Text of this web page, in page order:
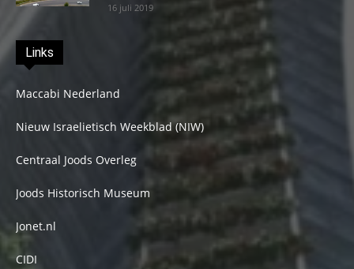
16 juli 2019
Links
Maccabi Nederland
Nieuw Israelietisch Weekblad (NIW)
Centraal Joods Overleg
Joods Historisch Museum
Jonet.nl
CIDI